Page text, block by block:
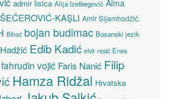
admir lisica Alija Izetbegović Alma
KAŞLI Amir Sijamhodžić.
Bihać bojan budimac Bosanski jezik
Edib Kadić elvir resić Enes
fahrudin vojić Faris Nanić Filip
Hamza Ridžal Hrvatska